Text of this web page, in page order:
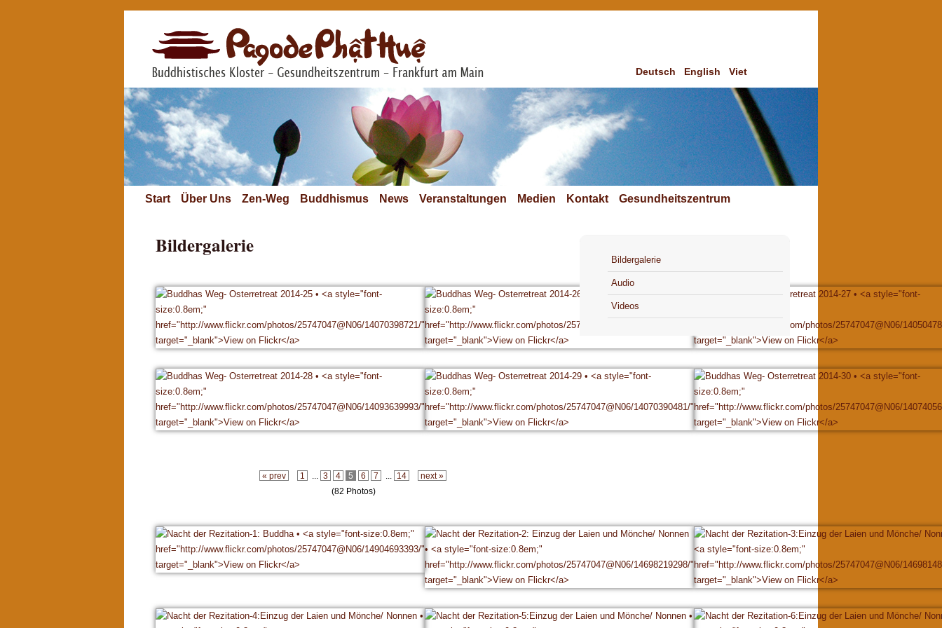
Start Über Uns Zen-Weg Buddhismus News Veranstaltungen Medien Kontakt Gesundheitszentrum
Deutsch English Viet
Bildergalerie
« prev 1 3 4 5 6 7 14
next »
(82 Photos)
Bildergalerie
Audio
Videos